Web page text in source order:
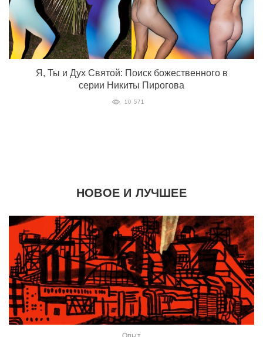
Я, Ты и Дух Святой: Поиск божественного в
серии Никиты Пирогова
10 571
НОВОЕ И ЛУЧШЕЕ